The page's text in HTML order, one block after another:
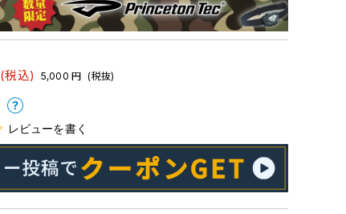
(税込) 5,000 円 (税抜)
レビューを書く